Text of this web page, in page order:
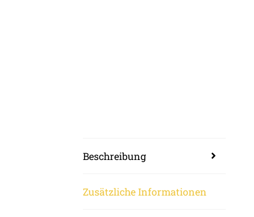
Beschreibung
Zusätzliche Informationen